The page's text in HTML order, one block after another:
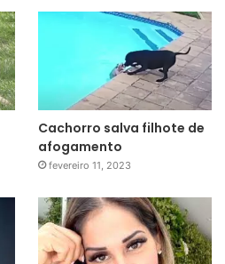
Cachorro salva filhote de
afogamento
fevereiro 11, 2023